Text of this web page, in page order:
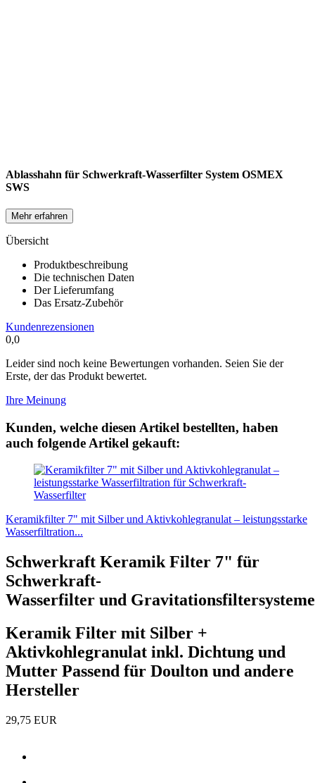
Keramikfilter 7" mit Silber und Aktivkohlegranulat – leistungsstarke
Schwerkraft Keramik Filter 7" für
Wasserfilter und Gravitationsfiltersysteme
Keramik Filter mit Silber +
Aktivkohlegranulat inkl. Dichtung und
Mutter Passend für Doulton und andere
Hersteller
Wasserfilter
Hauswasserfilter
Osmoseanlagen
Outdoor Wasserfilter
Wasserionisierer
Wasserfilter Zubehör
Angebote & Deals
Basisch Wasser
Service
Info
Newsletter abonnieren
Profitieren Sie von exklusiven Angeboten und Neuigkeiten!